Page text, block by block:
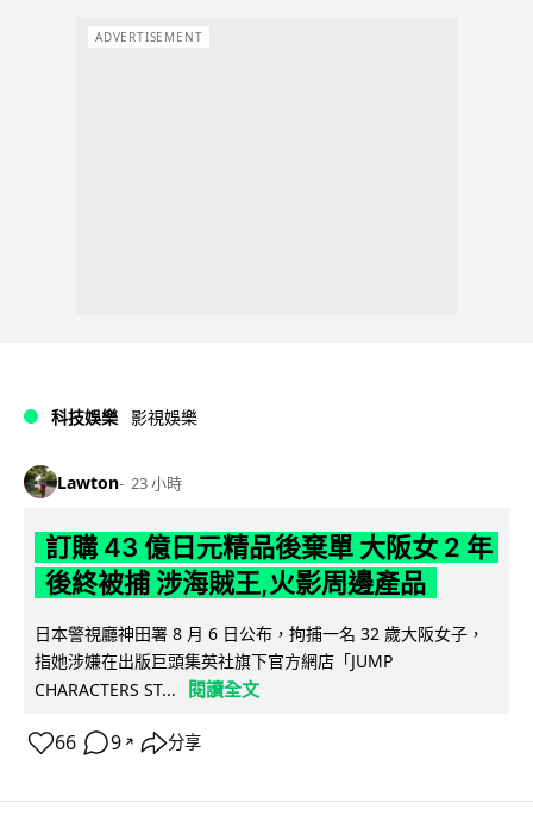
ADVERTISEMENT
科技娛樂 影視娛樂
Lawton 23 小時
訂購 43 億日元精品後棄單 大阪女 2 年
後終被捕 涉海賊王,火影周邊產品
日本警視廳神田署 8 月 6 日公布，拘捕一名 32 歲大阪女子，
指她涉嫌在出版巨頭集英社旗下官方網店「JUMP
CHARACTERS ST...
閱讀全文
66 9 ↗ 分享